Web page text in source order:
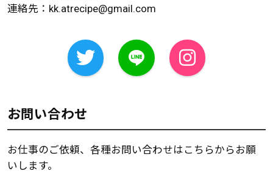
連絡先： kk.atrecipe@gmail.com
お問い合わせ
お仕事のご依頼、各種お問い合わせはこちらからお願
いします。